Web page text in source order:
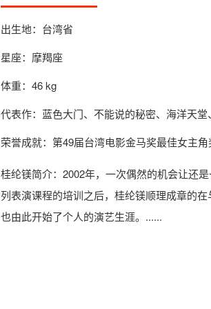
出生地：台湾省
星座：摩羯座
体重：46 kg
代表作：蓝色大门、不能说的秘密、海洋天
荣誉成就：第49届台湾电影金马奖最佳女主角
桂纶镁简介：2002年，一次偶然的机会让还
列表演课程的培训之后，桂纶镁顺理成章的
也由此开始了个人的演艺生涯。......